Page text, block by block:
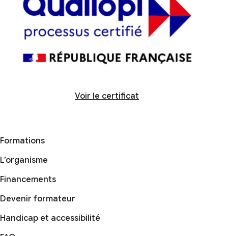
Voir le certificat
Formations
L’organisme
Financements
Devenir formateur
Handicap et accessibilité